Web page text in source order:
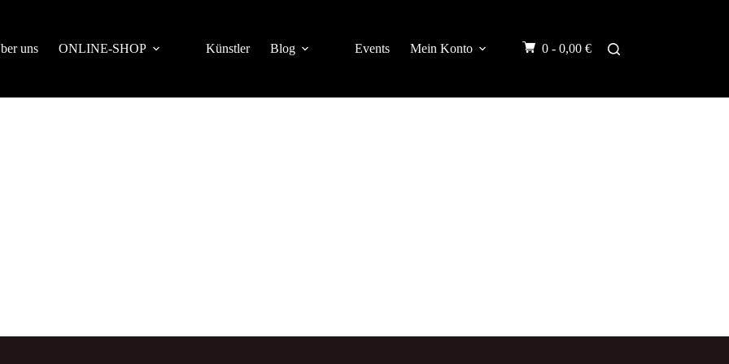
uns
ONLINE-SHOP Künstler Blog Events Mein Konto 0 - 0,00 €